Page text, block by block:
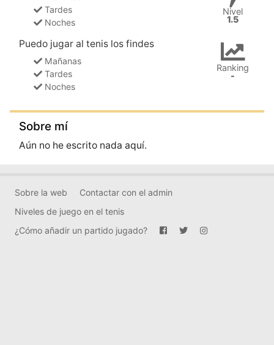
Tardes
Noches
Puedo jugar al tenis los findes
Mañanas
Tardes
Noches
Nivel
1.5
Ranking
-
Sobre mí
Aún no he escrito nada aquí.
Sobre la web
Contactar con el admin
Niveles de juego en el tenis
¿Cómo añadir un partido jugado?